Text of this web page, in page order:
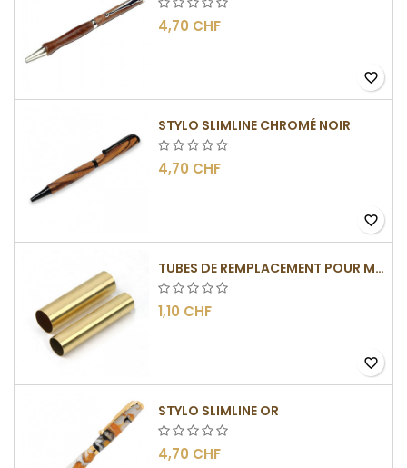
4,70 CHF
favorite_border
STYLO SLIMLINE CHROMÉ NOIR
4,70 CHF
favorite_border
TUBES DE REMPLACEMENT POUR MÉCANISMES SLIMLINE
1,10 CHF
favorite_border
STYLO SLIMLINE OR
4,70 CHF